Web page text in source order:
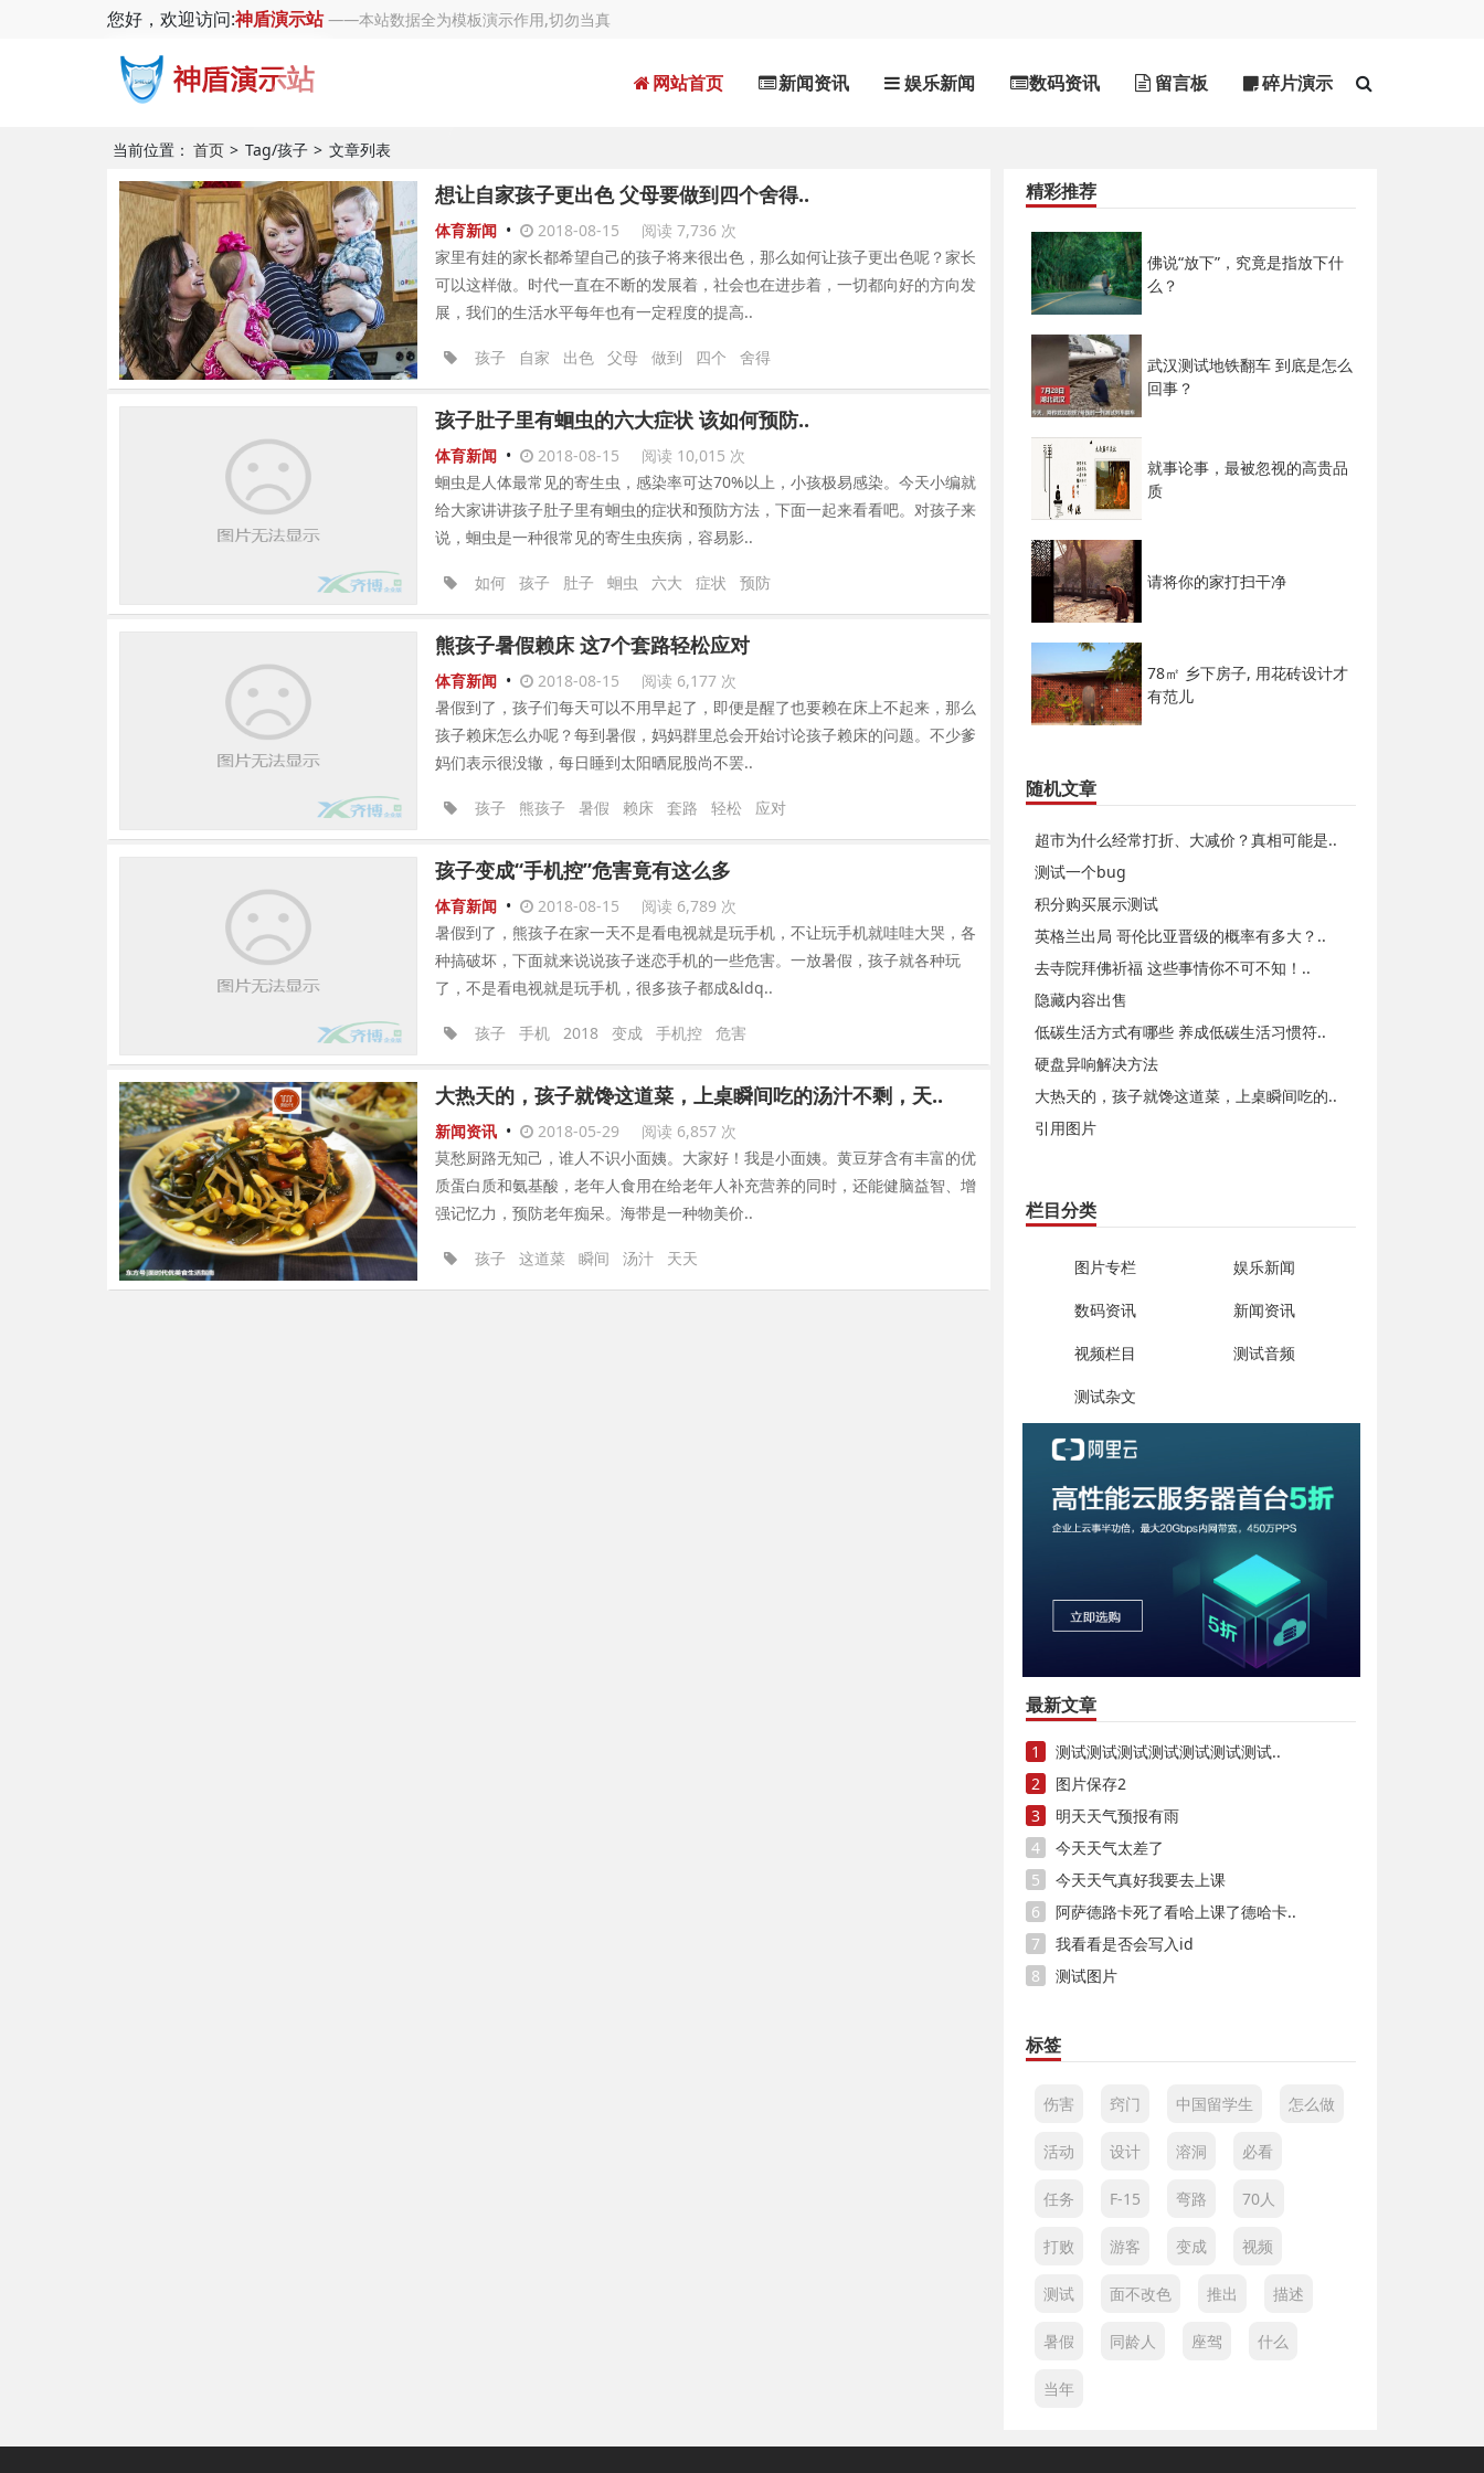
您好，欢迎访问:神盾演示站 ——本站数据全为模板演示作用,切勿当真
网站首页 新闻资讯 娱乐新闻 数码资讯 留言板 碎片演示
当前位置： 首页 Tag/孩子 文章列表
想让自家孩子更出色 父母要做到四个舍得..
体育新闻 • 2018-08-15
阅读 7,736 次
家里有娃的家长都希望自己的孩子将来很出色，那么如何让孩子更出色呢？家长
可以这样做。时代一直在不断的发展着，社会也在进步着，一切都向好的方向发
展，我们的生活水平每年也有一定程度的提高..
孩子 自家 出色 父母 做到 四个 舍得
孩子肚子里有蛔虫的六大症状 该如何预防..
体育新闻 • 2018-08-15
阅读 10,015 次
蛔虫是人体最常见的寄生虫，感染率可达70%以上，小孩极易感染。今天小编就
给大家讲讲孩子肚子里有蛔虫的症状和预防方法，下面一起来看看吧。对孩子来
说，蛔虫是一种很常见的寄生虫疾病，容易影..
如何 孩子 肚子 蛔虫 六大 症状 预防
熊孩子暑假赖床 这7个套路轻松应对
体育新闻 • 2018-08-15
阅读 6,177 次
暑假到了，孩子们每天可以不用早起了，即便是醒了也要赖在床上不起来，那么
孩子赖床怎么办呢？每到暑假，妈妈群里总会开始讨论孩子赖床的问题。不少爹
妈们表示很没辙，每日睡到太阳晒屁股尚不罢..
孩子 熊孩子 暑假 赖床 套路 轻松 应对
孩子变成“手机控”危害竟有这么多
体育新闻 • 2018-08-15
阅读 6,789 次
暑假到了，熊孩子在家一天不是看电视就是玩手机，不让玩手机就哇哇大哭，各
种搞破坏，下面就来说说孩子迷恋手机的一些危害。一放暑假，孩子就各种玩
了，不是看电视就是玩手机，很多孩子都成&ldq..
孩子 手机 2018 变成 手机控 危害
大热天的，孩子就馋这道菜，上桌瞬间吃的汤汁不剩，天..
新闻资讯 • 2018-05-29
阅读 6,857 次
莫愁厨路无知己，谁人不识小面姨。大家好！我是小面姨。黄豆芽含有丰富的优
质蛋白质和氨基酸，老年人食用在给老年人补充营养的同时，还能健脑益智、增
强记忆力，预防老年痴呆。海带是一种物美价..
孩子 这道菜 瞬间 汤汁 天天
精彩推荐
佛说“放下”，究竟是指放下什
么？
武汉测试地铁翻车 到底是怎么
回事？
就事论事，最被忽视的高贵品
质
请将你的家打扫干净
78㎡ 乡下房子, 用花砖设计才
有范儿
随机文章
超市为什么经常打折、大减价？真相可能是..
测试一个bug
积分购买展示测试
英格兰出局 哥伦比亚晋级的概率有多大？..
去寺院拜佛祈福 这些事情你不可不知！..
隐藏内容出售
低碳生活方式有哪些 养成低碳生活习惯符..
硬盘异响解决方法
大热天的，孩子就馋这道菜，上桌瞬间吃的..
引用图片
栏目分类
图片专栏 娱乐新闻
数码资讯 新闻资讯
视频栏目 测试音频
测试杂文
最新文章
1
测试测试测试测试测试测试测试..
2
图片保存2
3
明天天气预报有雨
4
今天天气太差了
5
今天天气真好我要去上课
6
阿萨德路卡死了看哈上课了德哈卡..
7
我看看是否会写入id
8
测试图片
标签
伤害 窍门 中国留学生 怎么做
活动 设计 溶洞 必看
任务 F-15 弯路 70人
打败 游客 变成 视频
测试 面不改色 推出 描述
暑假 同龄人 座驾 什么
当年